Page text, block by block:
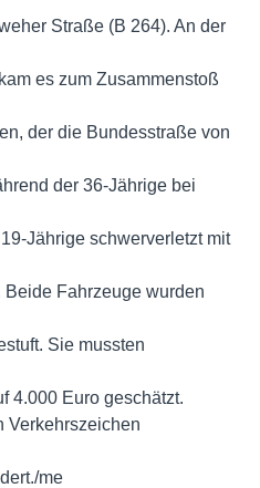
Straße (B 264). An der
es zum Zusammenstoß
der die Bundesstraße von
der 36-Jährige bei
Jährige schwerverletzt mit
Fahrzeuge wurden
Sie mussten
4.000 Euro geschätzt.
Verkehrszeichen
me